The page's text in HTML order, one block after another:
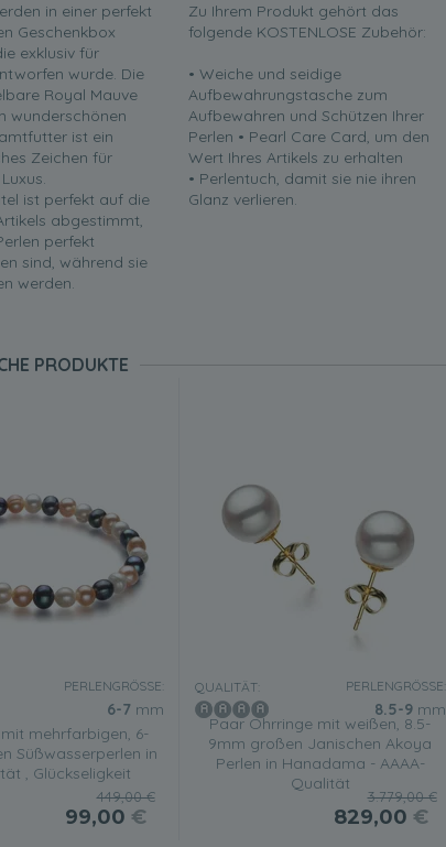
in einer perfekt
Geschenkbox
exklusiv für
wurde. Die
Royal Mauve
wunderschönen
ist ein
Zeichen für
ist perfekt auf die
abgestimmt,
perfekt
sind, während sie
werden.
Zu Ihrem Produkt gehört das
folgende KOSTENLOSE Zubehör:
• Weiche und seidige
Aufbewahrungstasche zum
Aufbewahren und Schützen Ihrer
Perlen • Pearl Care Card, um den
Wert Ihres Artikels zu erhalten
• Perlentuch, damit sie nie ihren
Glanz verlieren.
PRODUKTE
PERLENGRÖSSE:
6-7 mm
mehrfarbigen, 6-
Süßwasserperlen in
, Glückseligkeit
449,00 €
99,00 €
QUALITÄT: PERLENGRÖSSE:
8.5-9mm
Paar Ohrringe mit weißen, 8.5-
9mm großen Janischen Akoya
Perlen in Hanadama - AAAA-
Qualität
3.779,00 €
829,00 €